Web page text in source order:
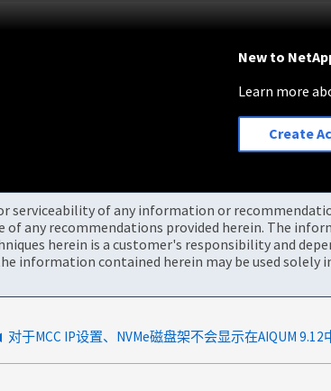
New to
Learn more
Create
serviceability of any information or
any recommendations provided herein. The
herein is a customer's responsibility and
contained herein may be used solely
对于MCC IP设置、NVMe磁盘架不会显示在AIQUM 9.12